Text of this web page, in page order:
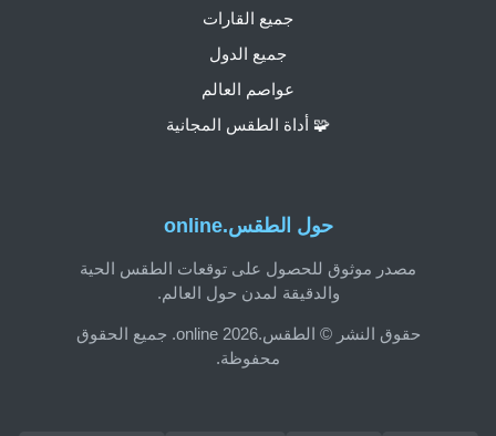
حول الطقس.online
مصدر موثوق للحصول على توقعات الطقس الحية
والدقيقة لمدن حول العالم.
حقوق النشر © الطقس.online 2026. جميع الحقوق
محفوظة.
جميع القارات
جميع الدول
عواصم العالم
🧩 أداة الطقس المجانية